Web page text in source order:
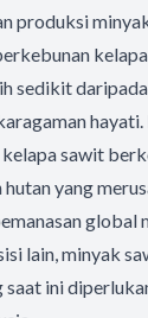
produksi
sedikit
sawit
yang
global
lain, minyak
ini